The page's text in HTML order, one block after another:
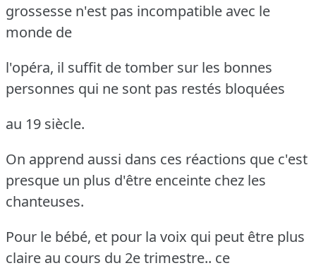
grossesse n'est pas incompatible avec le
monde de
l'opéra, il suffit de tomber sur les bonnes
personnes qui ne sont pas restés bloquées
au 19 siècle.
On apprend aussi dans ces réactions que c'est
presque un plus d'être enceinte chez les
chanteuses.
Pour le bébé, et pour la voix qui peut être plus
claire au cours du 2e trimestre.. ce